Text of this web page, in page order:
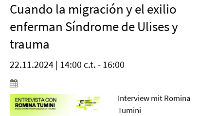
Cuando la migración y el exilio
enferman Síndrome de Ulises y
trauma
22.11.2024 | 14:00 c.t. - 16:00
Interview mit Romina
Tumini